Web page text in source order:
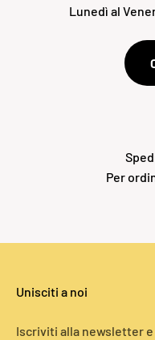
Lunedì al
Per
Unisciti a noi
Iscriviti alla newsletter